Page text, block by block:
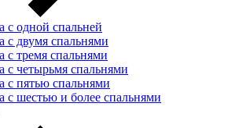
с одной спальней
с двумя спальнями
с тремя спальнями
с четырьмя спальнями
с пятью спальнями
с шестью и более спальнями